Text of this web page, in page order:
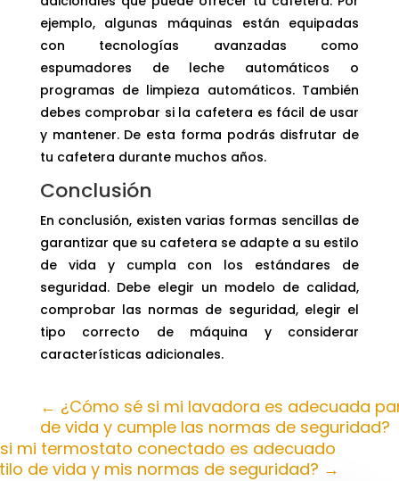
ejemplo, algunas máquinas están equipadas
con tecnologías avanzadas como
espumadores de leche automáticos o
programas de limpieza automáticos. También
debes comprobar si la cafetera es fácil de usar
y mantener. De esta forma podrás disfrutar de
tu cafetera durante muchos años.
Conclusión
En conclusión, existen varias formas sencillas de
garantizar que su cafetera se adapte a su estilo
de vida y cumpla con los estándares de
seguridad. Debe elegir un modelo de calidad,
comprobar las normas de seguridad, elegir el
tipo correcto de máquina y considerar
características adicionales.
← ¿Cómo sé si mi lavadora es adecuada
de vida y cumple las normas de seguridad?
mi termostato conectado es adecuado
de vida y mis normas de seguridad? →